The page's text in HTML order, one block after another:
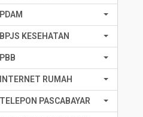
KESEHATAN
RUMAH
PASCABAYAR